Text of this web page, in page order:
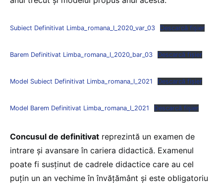
Subiect Definitivat Limba_romana_I_2020_var_03 Descarcă fișier
Barem Definitivat Limba_romana_I_2020_bar_03 Descarcă fișier
Model Subiect Definitivat Limba_romana_I_2021 Descarcă fișier
Model Barem Definitivat Limba_romana_I_2021 Descarcă fișier
Concusul de definitivat reprezintă un examen de
intrare și avansare în cariera didactică. Examenul
poate fi susținut de cadrele didactice care au cel
puțin un an vechime în învățământ și este obligatoriu